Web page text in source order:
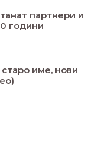
партнери и
години
име, нови